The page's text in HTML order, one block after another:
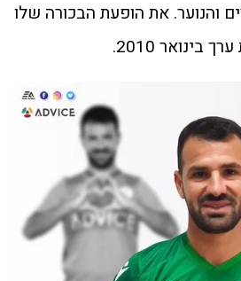
והנוער. את הופעת הבכורה שלו
2010.